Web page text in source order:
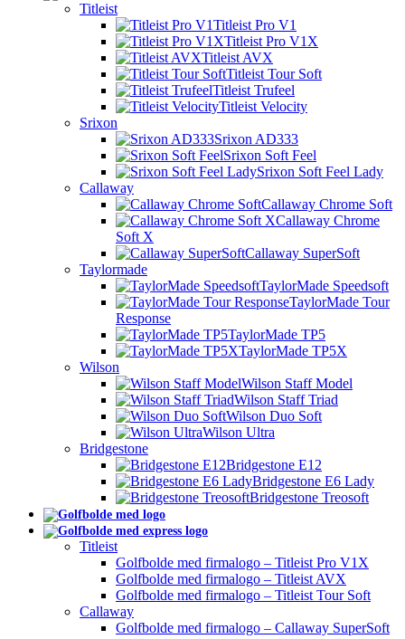
Titleist
Titleist Pro V1
Titleist Pro V1X
Titleist AVX
Titleist Tour Soft
Titleist Trufeel
Titleist Velocity
Srixon
Srixon AD333
Srixon Soft Feel
Srixon Soft Feel Lady
Callaway
Callaway Chrome Soft
Callaway Chrome
Soft X
Callaway SuperSoft
Taylormade
TaylorMade Speedsoft
TaylorMade Tour
Response
TaylorMade TP5
TaylorMade TP5X
Wilson
Wilson Staff Model
Wilson Staff Triad
Wilson Duo Soft
Wilson Ultra
Bridgestone
Bridgestone E12
Bridgestone E6 Lady
Bridgestone Treosoft
Titleist
Golfbolde med firmalogo – Titleist Pro V1X
Golfbolde med firmalogo – Titleist AVX
Golfbolde med firmalogo – Titleist Tour Soft
Callaway
Golfbolde med firmalogo – Callaway SuperSoft